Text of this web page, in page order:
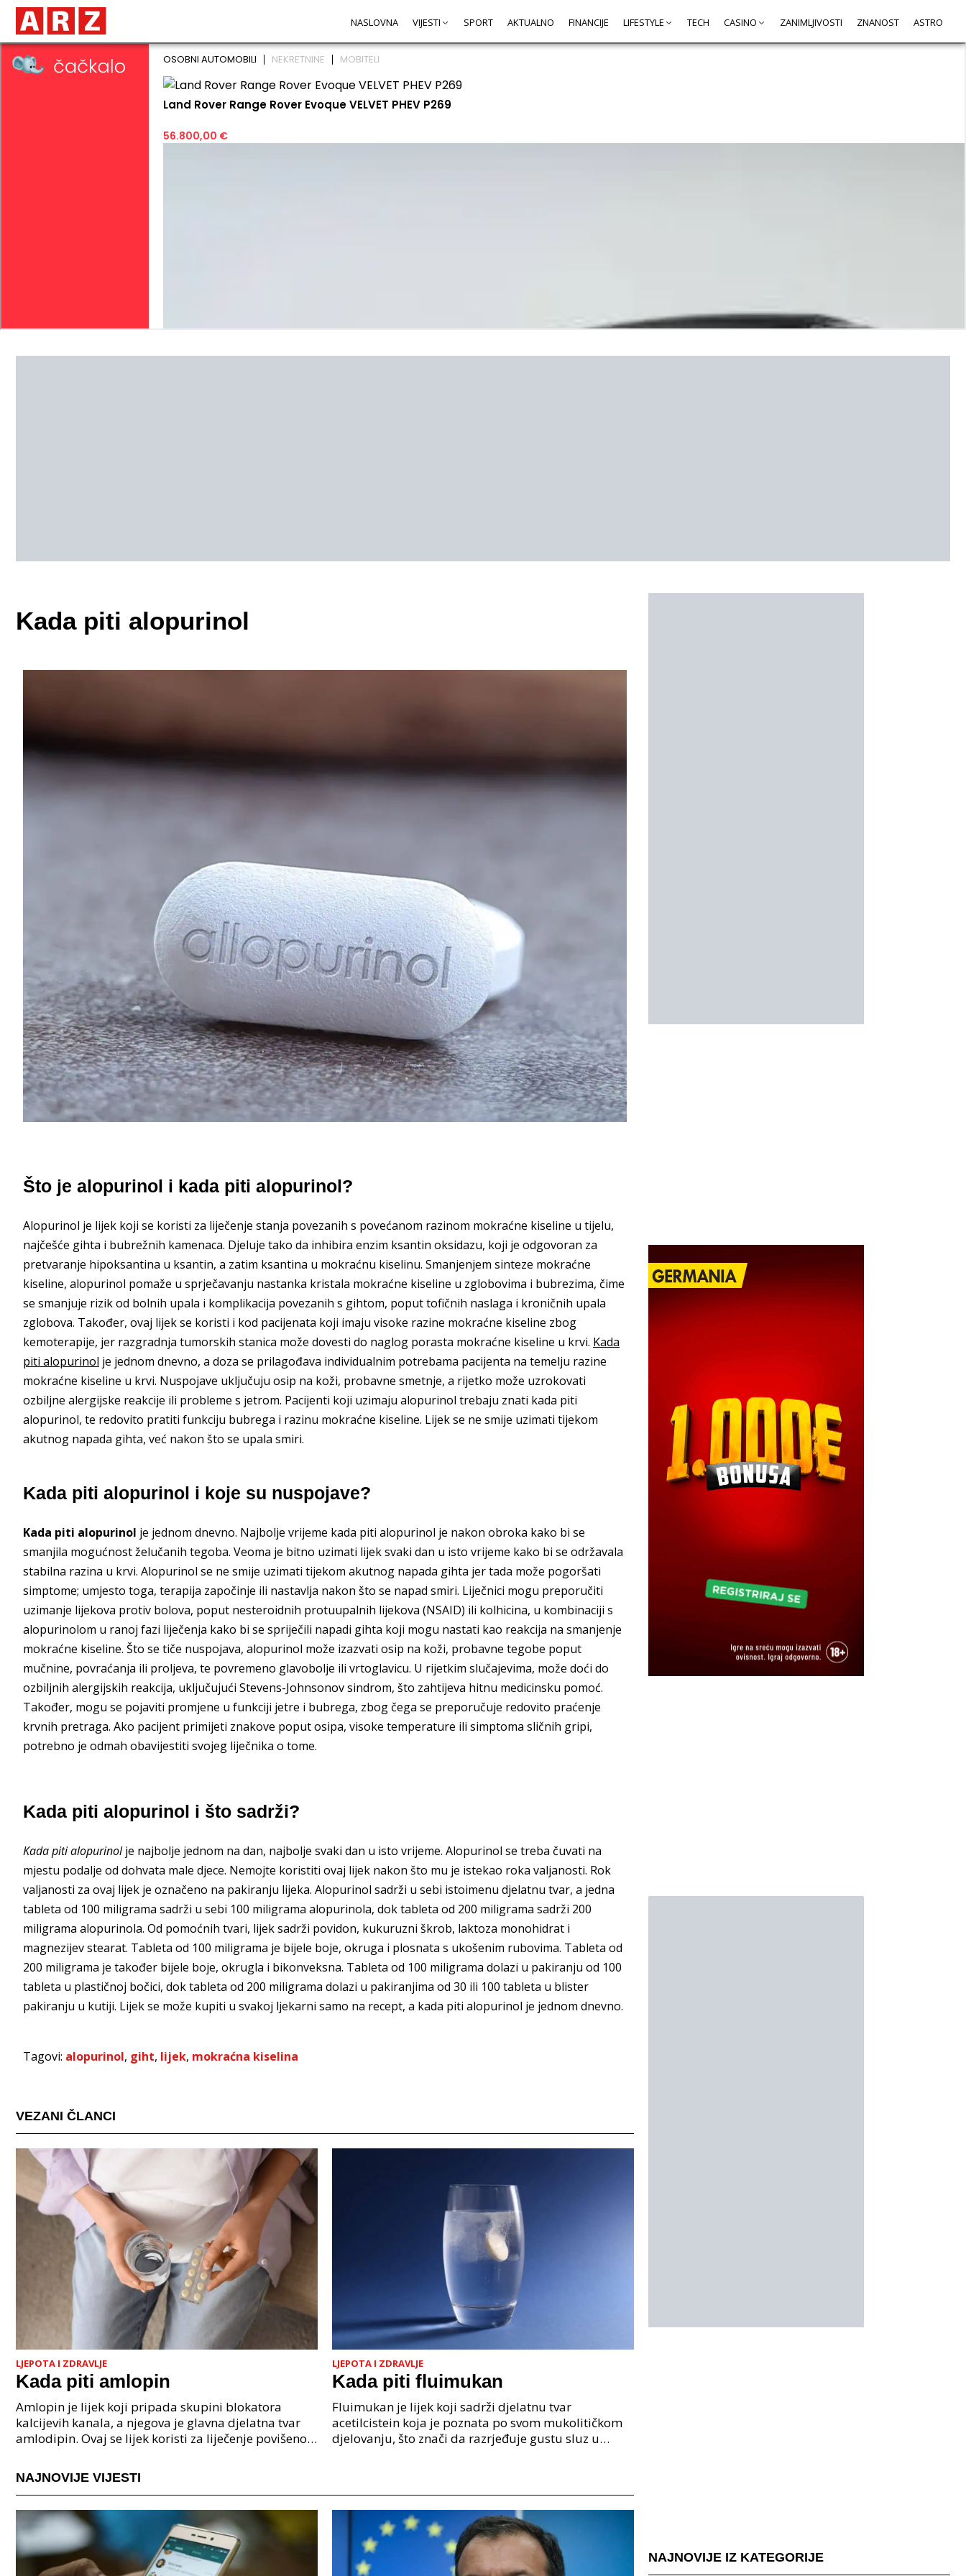
NASLOVNA VIJESTI SPORT AKTUALNO FINANCIJE LIFESTYLE TECH CASINO ZANIMLJIVOSTI ZNANOST ASTRO
Kada piti alopurinol
Što je alopurinol i kada piti alopurinol?
Alopurinol je lijek koji se koristi za liječenje stanja povezanih s povećanom razinom mokraćne kiseline u tijelu,
najčešće gihta i bubrežnih kamenaca. Djeluje tako da inhibira enzim ksantin oksidazu, koji je odgovoran za
pretvaranje hipoksantina u ksantin, a zatim ksantina u mokraćnu kiselinu. Smanjenjem sinteze mokraćne
kiseline, alopurinol pomaže u sprječavanju nastanka kristala mokraćne kiseline u zglobovima i bubrezima, čime
se smanjuje rizik od bolnih upala i komplikacija povezanih s gihtom, poput tofičnih naslaga i kroničnih upala
zglobova. Također, ovaj lijek se koristi i kod pacijenata koji imaju visoke razine mokraćne kiseline zbog
kemoterapije, jer razgradnja tumorskih stanica može dovesti do naglog porasta mokraćne kiseline u krvi. Kada
piti alopurinol je jednom dnevno, a doza se prilagođava individualnim potrebama pacijenta na temelju razine
mokraćne kiseline u krvi. Nuspojave uključuju osip na koži, probavne smetnje, a rijetko može uzrokovati
ozbiljne alergijske reakcije ili probleme s jetrom. Pacijenti koji uzimaju alopurinol trebaju znati kada piti
alopurinol, te redovito pratiti funkciju bubrega i razinu mokraćne kiseline. Lijek se ne smije uzimati tijekom
akutnog napada gihta, već nakon što se upala smiri.
Kada piti alopurinol i koje su nuspojave?
Kada piti alopurinol je jednom dnevno. Najbolje vrijeme kada piti alopurinol je nakon obroka kako bi se
smanjila mogućnost želučanih tegoba. Veoma je bitno uzimati lijek svaki dan u isto vrijeme kako bi se održavala
stabilna razina u krvi. Alopurinol se ne smije uzimati tijekom akutnog napada gihta jer tada može pogoršati
simptome; umjesto toga, terapija započinje ili nastavlja nakon što se napad smiri. Liječnici mogu preporučiti
uzimanje lijekova protiv bolova, poput nesteroidnih protuupalnih lijekova (NSAID) ili kolhicina, u kombinaciji s
alopurinolom u ranoj fazi liječenja kako bi se spriječili napadi gihta koji mogu nastati kao reakcija na smanjenje
mokraćne kiseline. Što se tiče nuspojava, alopurinol može izazvati osip na koži, probavne tegobe poput
mučnine, povraćanja ili proljeva, te povremeno glavobolje ili vrtoglavicu. U rijetkim slučajevima, može doći do
ozbiljnih alergijskih reakcija, uključujući Stevens-Johnsonov sindrom, što zahtijeva hitnu medicinsku pomoć.
Također, mogu se pojaviti promjene u funkciji jetre i bubrega, zbog čega se preporučuje redovito praćenje
krvnih pretraga. Ako pacijent primijeti znakove poput osipa, visoke temperature ili simptoma sličnih gripi,
potrebno je odmah obavijestiti svojeg liječnika o tome.
Kada piti alopurinol i što sadrži?
Kada piti alopurinolje najbolje jednom na dan, najbolje svaki dan u isto vrijeme. Alopurinol se treba čuvati na
mjestu podalje od dohvata male djece. Nemojte koristiti ovaj lijek nakon što mu je istekao roka valjanosti. Rok
valjanosti za ovaj lijek je označeno na pakiranju lijeka. Alopurinol sadrži u sebi istoimenu djelatnu tvar, a jedna
tableta od 100 miligrama sadrži u sebi 100 miligrama alopurinola, dok tableta od 200 miligrama sadrži 200
miligrama alopurinola. Od pomoćnih tvari, lijek sadrži povidon, kukuruzni škrob, laktoza monohidrat i
magnezijev stearat. Tableta od 100 miligrama je bijele boje, okruga i plosnata s ukošenim rubovima. Tableta od
200 miligrama je također bijele boje, okrugla i bikonveksna. Tableta od 100 miligrama dolazi u pakiranju od 100
tableta u plastičnoj bočici, dok tableta od 200 miligrama dolazi u pakiranjima od 30 ili 100 tableta u blister
pakiranju u kutiji. Lijek se može kupiti u svakoj ljekarni samo na recept, a kada piti alopurinol je jednom dnevno.
Tagovi: alopurinol, giht, lijek, mokraćna kiselina
VEZANI ČLANCI
LJEPOTA I ZDRAVLJE
Kada piti amlopin
Amlopin je lijek koji pripada skupini blokatora
kalcijevih kanala, a njegova je glavna djelatna tvar
amlodipin. Ovaj se lijek koristi za liječenje povišenog
LJEPOTA I ZDRAVLJE
Kada piti fluimukan
Fluimukan je lijek koji sadrži djelatnu tvar
acetilcistein koja je poznata po svom mukolitičkom
djelovanju, što znači da razrjeđuje gustu sluz u
NAJNOVIJE VIJESTI
NAJNOVIJE IZ KATEGORIJE